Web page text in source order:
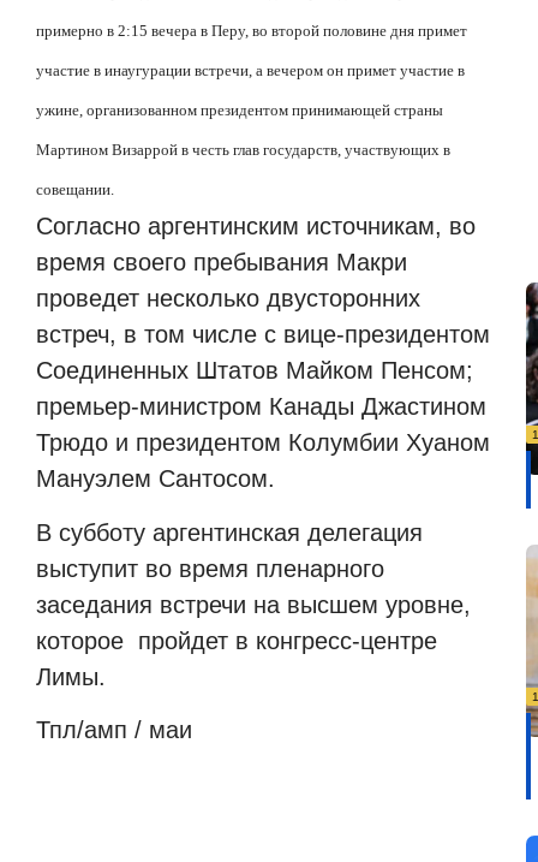
примерно в 2:15 вечера в Перу, во второй половине дня примет
участие в инаугурации встречи, а вечером он примет участие в
ужине, организованном президентом принимающей страны
Мартином Визаррой в честь глав государств, участвующих в
совещании.
Согласно аргентинским источникам, во
время своего пребывания Макри
проведет несколько двусторонних
встреч, в том числе с вице-президентом
Соединенных Штатов Майком Пенсом;
премьер-министром Канады Джастином
Трюдо и президентом Колумбии Хуаном
Мануэлем Сантосом.
В субботу аргентинская делегация
выступит во время пленарного
заседания встречи на высшем уровне,
которое пройдет в конгресс-центре
Лимы.
Тпл/амп / маи